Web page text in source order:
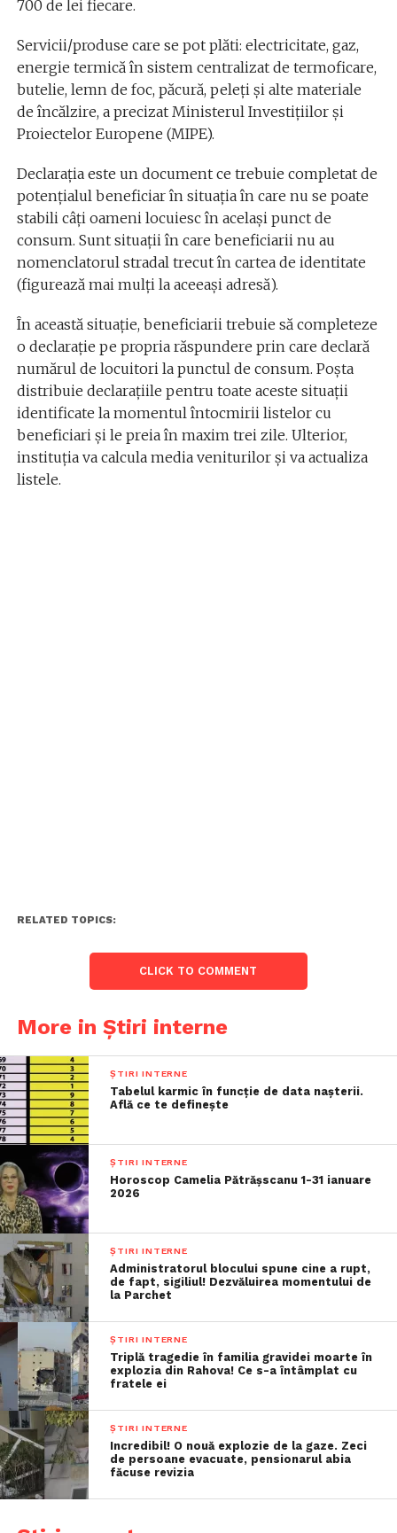
700 de lei fiecare.
Servicii/produse care se pot plăti: electricitate, gaz,
energie termică în sistem centralizat de termoficare,
butelie, lemn de foc, păcură, peleți și alte materiale
de încălzire, a precizat Ministerul Investițiilor și
Proiectelor Europene (MIPE).
Declarația este un document ce trebuie completat de
potențialul beneficiar în situația în care nu se poate
stabili câți oameni locuiesc în același punct de
consum. Sunt situații în care beneficiarii nu au
nomenclatorul stradal trecut în cartea de identitate
(figurează mai mulți la aceeași adresă).
În această situație, beneficiarii trebuie să completeze
o declarație pe propria răspundere prin care declară
numărul de locuitori la punctul de consum. Poșta
distribuie declarațiile pentru toate aceste situații
identificate la momentul întocmirii listelor cu
beneficiari și le preia în maxim trei zile. Ulterior,
instituția va calcula media veniturilor și va actualiza
listele.
RELATED TOPICS:
CLICK TO COMMENT
More in Știri interne
ȘTIRI INTERNE
Tabelul karmic în funcție de data nașterii.
Află ce te definește
ȘTIRI INTERNE
Horoscop Camelia Pătrășscanu 1-31 ianuare
2026
ȘTIRI INTERNE
Administratorul blocului spune cine a rupt,
de fapt, sigiliul! Dezvăluirea momentului de
la Parchet
ȘTIRI INTERNE
Triplă tragedie în familia gravidei moarte în
explozia din Rahova! Ce s-a întâmplat cu
fratele ei
ȘTIRI INTERNE
Incredibil! O nouă explozie de la gaze. Zeci
de persoane evacuate, pensionarul abia
făcuse revizia